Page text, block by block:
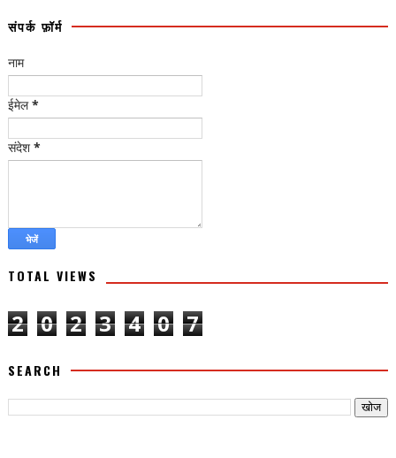
संपर्क फ़ॉर्म
नाम
ईमेल*
संदेश *
TOTAL VIEWS
2 0 2 3 4 0 7
SEARCH